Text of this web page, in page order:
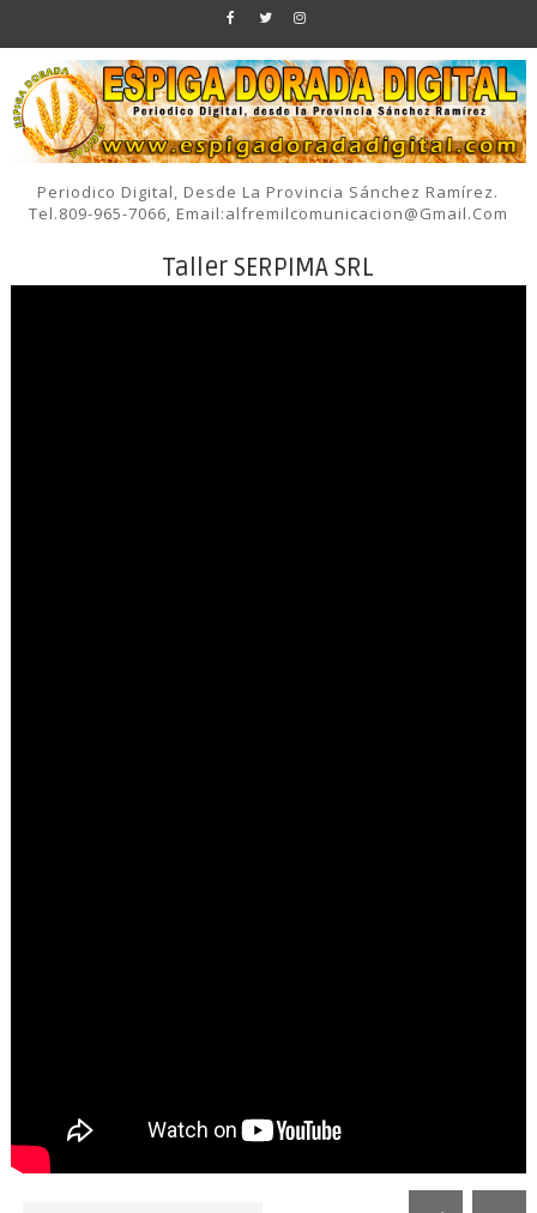
Periodico Digital, Desde La Provincia Sánchez Ramírez.
Tel.809-965-7066, Email:alfremilcomunicacion@gmail.com
Taller SERPIMA SRL